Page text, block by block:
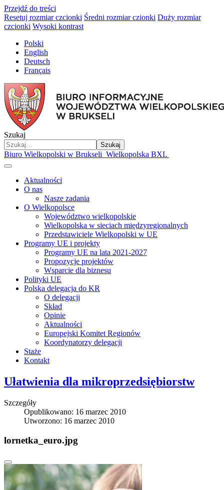
Przejdź do treści
Resetuj rozmiar czcionki Średni rozmiar czionki Duży rozmiar
czcionki Wysoki kontrast
Polski
English
Deutsch
Français
Szukaj
Szukaj
Biuro Wielkopolski w Brukseli Wielkopolska BXL
Aktualności
O nas
Nasze zadania
O Wielkopolsce
Województwo wielkopolskie
Wielkopolska w sieciach międzyregionalnych
Przedstawiciele Wielkopolski w UE
Programy UE i projekty
Programy UE na lata 2021-2027
Propozycje projektów
Wsparcie dla biznesu
Polityki UE
Polska delegacja do KR
O delegacji
Skład
Opinie
Aktualności
Europejski Komitet Regionów
Koordynatorzy delegacji
Staże
Kontakt
Ułatwienia dla mikroprzedsiębiorstw
Szczegóły
Opublikowano: 16 marzec 2010
Utworzono: 16 marzec 2010
lornetka_euro.jpg